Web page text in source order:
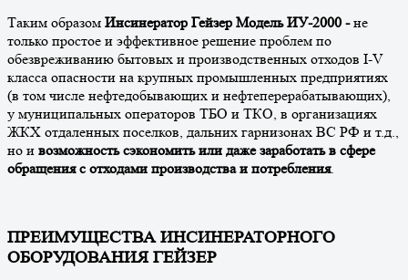
Таким образом Инсинератор Гейзер Модель ИУ-2000 -не
только простое и эффективное решение проблем по
обезвреживанию бытовых и производственных отходов I-V
класса опасности на крупных промышленных предприятиях
(в том числе нефтедобывающих и нефтеперерабатывающих),
у муниципальных операторов ТБО и ТКО, в организациях
ЖКХ отдаленных поселков, дальних гарнизонах ВС РФ и т.д.,
но и возможность сэкономить или даже заработать в сфере
обращения с отходами производства и потребления.
ПРЕИМУЩЕСТВА ИНСИНЕРАТОРНОГО
ОБОРУДОВАНИЯ ГЕЙЗЕР